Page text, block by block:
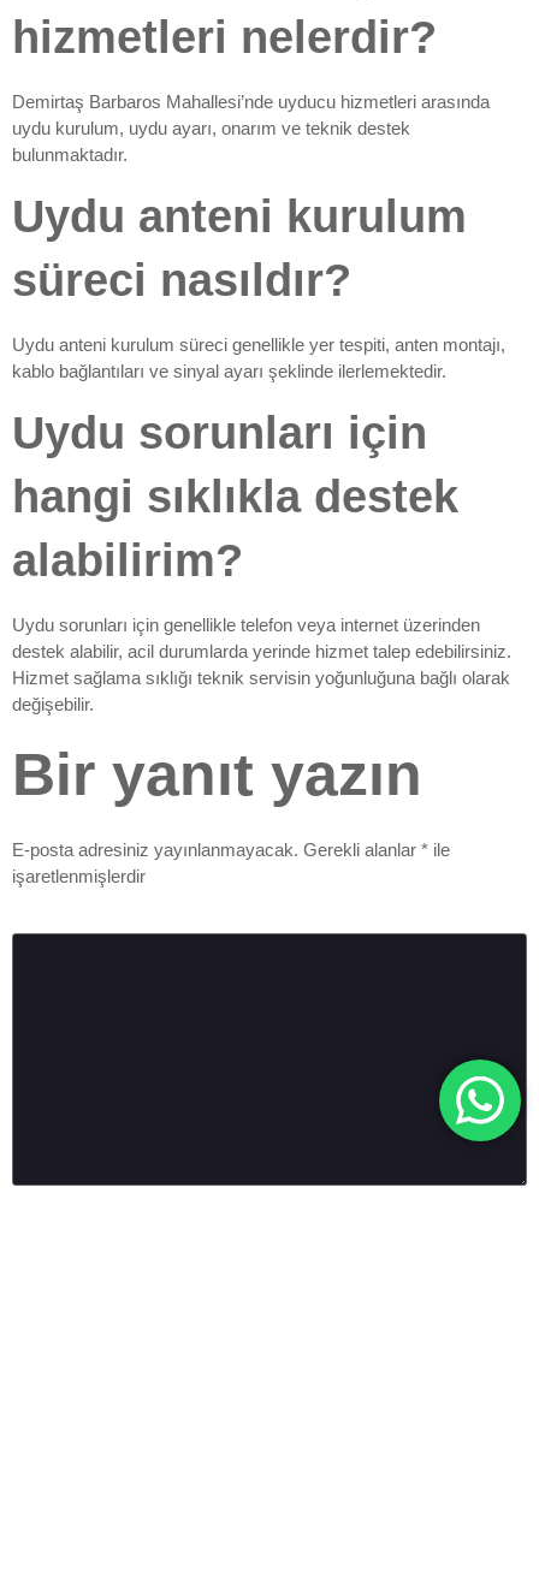
hizmetleri nelerdir?
Demirtaş Barbaros Mahallesi’nde uyducu hizmetleri arasında
uydu kurulum, uydu ayarı, onarım ve teknik destek
bulunmaktadır.
Uydu anteni kurulum
süreci nasıldır?
Uydu anteni kurulum süreci genellikle yer tespiti, anten montajı,
kablo bağlantıları ve sinyal ayarı şeklinde ilerlemektedir.
Uydu sorunları için
hangi sıklıkla destek
alabilirim?
Uydu sorunları için genellikle telefon veya internet üzerinden
destek alabilir, acil durumlarda yerinde hizmet talep edebilirsiniz.
Hizmet sağlama sıklığı teknik servisin yoğunluğuna bağlı olarak
değişebilir.
Bir yanıt yazın
E-posta adresiniz yayınlanmayacak. Gerekli alanlar * ile
işaretlenmişlerdir